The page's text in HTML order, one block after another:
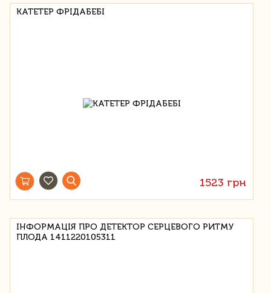
КАТЕТЕР ФРІДАБЕБІ
1523 грн
ІНФОРМАЦІЯ ПРО ДЕТЕКТОР СЕРЦЕВОГО РИТМУ
ПЛОДА 1411220105311